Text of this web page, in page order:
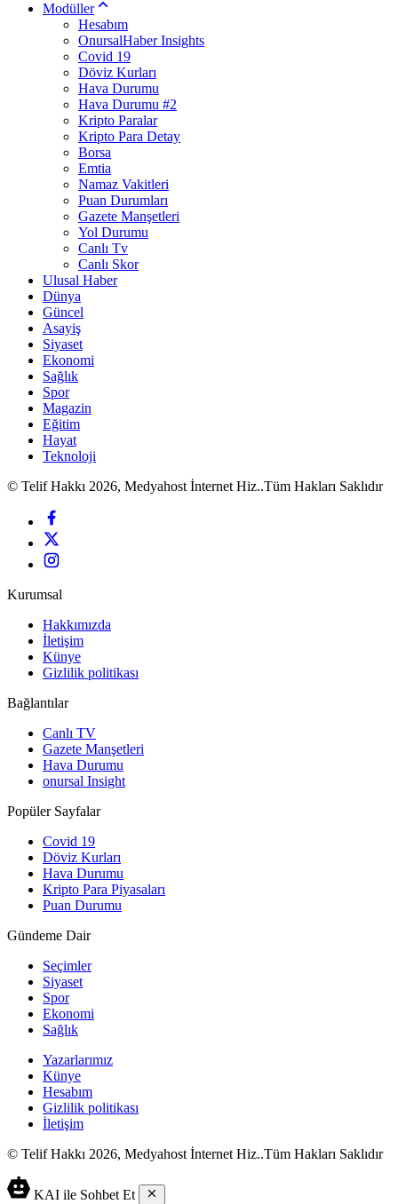
Modüller
Hesabım
OnursalHaber Insights
Covid 19
Döviz Kurları
Hava Durumu
Hava Durumu #2
Kripto Paralar
Kripto Para Detay
Borsa
Emtia
Namaz Vakitleri
Puan Durumları
Gazete Manşetleri
Yol Durumu
Canlı Tv
Canlı Skor
Ulusal Haber
Dünya
Güncel
Asayiş
Siyaset
Ekonomi
Sağlık
Spor
Magazin
Eğitim
Hayat
Teknoloji
© Telif Hakkı 2026, Medyahost İnternet Hiz..Tüm Hakları Saklıdır
Kurumsal
Hakkımızda
İletişim
Künye
Gizlilik politikası
Bağlantılar
Canlı TV
Gazete Manşetleri
Hava Durumu
onursal Insight
Popüler Sayfalar
Covid 19
Döviz Kurları
Hava Durumu
Kripto Para Piyasaları
Puan Durumu
Gündeme Dair
Seçimler
Siyaset
Spor
Ekonomi
Sağlık
Yazarlarımız
Künye
Hesabım
Gizlilik politikası
İletişim
© Telif Hakkı 2026, Medyahost İnternet Hiz..Tüm Hakları Saklıdır
casino
siteleri
canlı
casino
ev
yapımıKAI ile Sohbet Et